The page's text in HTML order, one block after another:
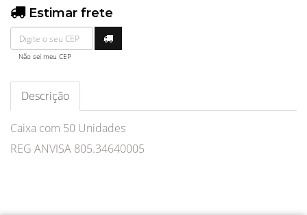
Estimar frete
Não sei meu CEP
Descrição
Caixa com 50 Unidades
REG ANVISA 805.34640005